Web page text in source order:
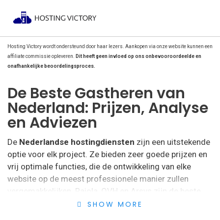
Hosting Victory wordt ondersteund door haar lezers. Aankopen via onze website kunnen een
affiliate commissie opleveren.
Dit heeft geen invloed op ons onbevooroordeelde en
onafhankelijke beoordelingsproces.
De Beste Gastheren van
Nederland: Prijzen, Analyse
en Adviezen
De Nederlandse hostingdiensten zijn een uitstekende
optie voor elk project. Ze bieden zeer goede prijzen en
vrij optimale functies, die de ontwikkeling van elke
website op de meest professionele manier zullen
vergemakkelijken. Raiola, OVH en Arsys zijn de beste.
SHOW MORE